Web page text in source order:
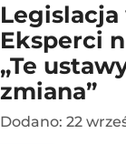
Eksperci
„Te
zmiana”
Dodano: 22